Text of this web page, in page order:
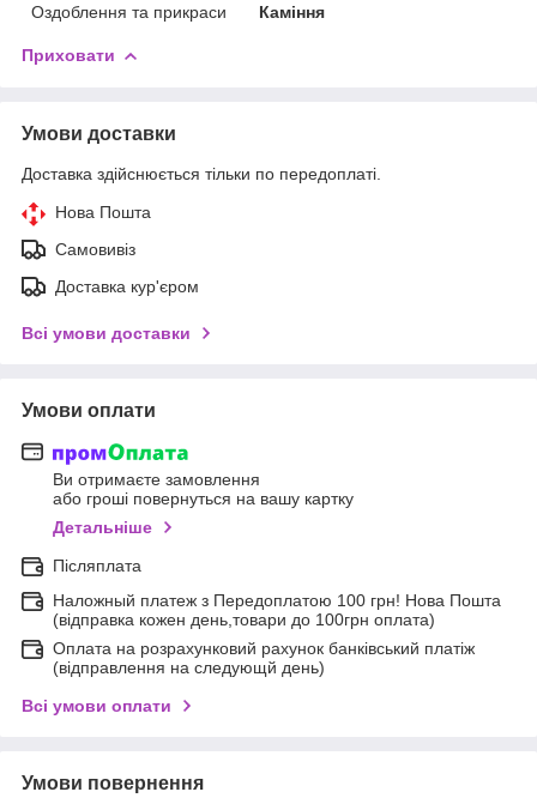
Оздоблення та прикраси
Каміння
Приховати
Умови доставки
Доставка здійснюється тільки по передоплаті.
Нова Пошта
Самовивіз
Доставка кур'єром
Всі умови доставки
Умови оплати
Ви отримаєте замовлення
або гроші повернуться на вашу картку
Детальніше
Післяплата
Наложный платеж з Передоплатою 100 грн! Нова Пошта
(відправка кожен день,товари до 100грн оплата)
Оплата на розрахунковий рахунок банківський платіж
(відправлення на следующй день)
Всі умови оплати
Умови повернення